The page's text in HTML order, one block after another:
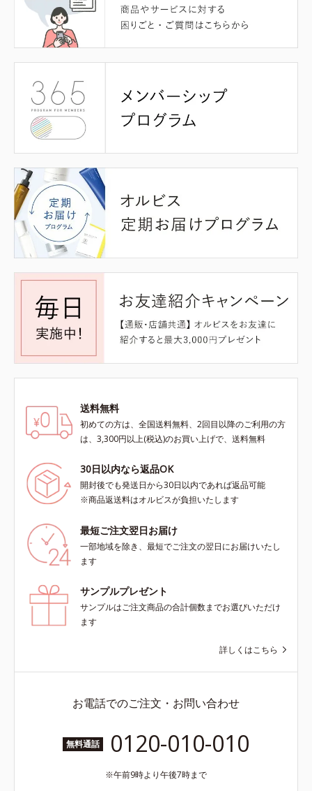
送料無料
初めての方は、全国送料無料、2回目以降のご利用の方
は、3,300円以上(税込)のお買い上げで、送料無料
30日以内なら返品OK
開封後でも発送日から30日以内であれば返品可能
※商品返送料はオルビスが負担いたします
最短ご注文翌日お届け
一部地域を除き、最短でご注文の翌日にお届けいたし
ます
サンプルプレゼント
サンプルはご注文商品の合計個数までお選びいただけ
ます
詳しくはこちら
お電話でのご注文・お問い合わせ
無料通話 0120-010-010
午前9時より午後7時まで